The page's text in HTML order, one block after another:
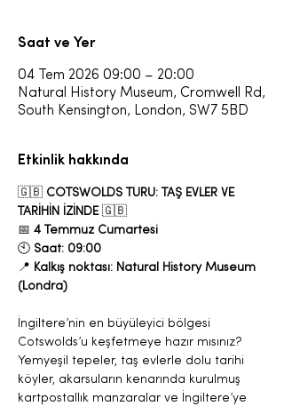
Saat ve Yer
04 Tem 2026 09:00 – 20:00
Natural History Museum, Cromwell Rd,
South Kensington, London, SW7 5BD
Etkinlik hakkında
🇬🇧 COTSWOLDS TURU: TAŞ EVLER VE
TARİHİN İZİNDE 🇬🇧
📅 4 Temmuz Cumartesi
🕙 Saat: 09:00
📍 Kalkış noktası: Natural History Museum
(Londra)
İngiltere’nin en büyüleyici bölgesi
Cotswolds’u keşfetmeye hazır mısınız?
Yemyeşil tepeler, taş evlerle dolu tarihi
köyler, akarsuların kenarında kurulmuş
kartpostallık manzaralar ve İngiltere’ye